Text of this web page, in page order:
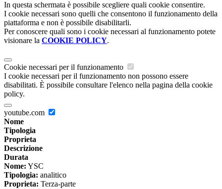
In questa schermata è possibile scegliere quali cookie consentire.
I cookie necessari sono quelli che consentono il funzionamento della
piattaforma e non è possibile disabilitarli.
Per conoscere quali sono i cookie necessari al funzionamento potete
visionare la COOKIE POLICY.
Cookie necessari per il funzionamento
I cookie necessari per il funzionamento non possono essere
disabilitati. È possibile consultare l'elenco nella pagina della cookie
policy.
youtube.com
Nome
Tipologia
Proprieta
Descrizione
Durata
Nome: YSC
Tipologia: analitico
Proprieta: Terza-parte